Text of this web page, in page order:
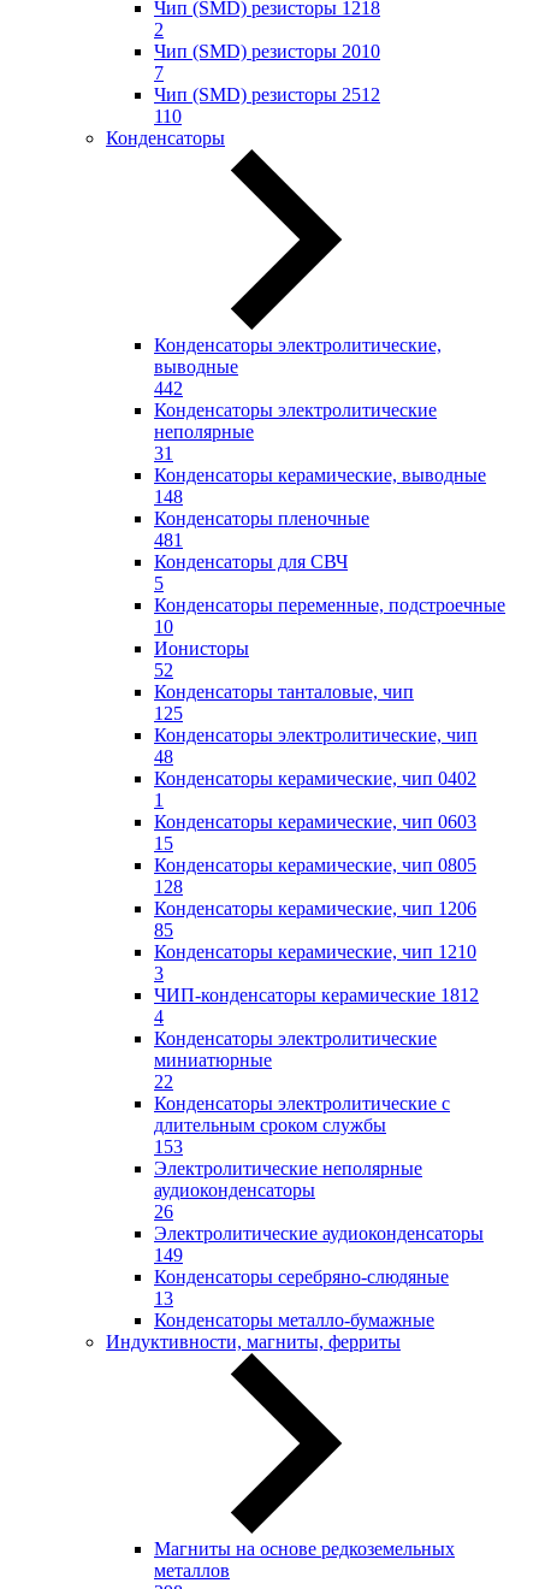
Чип (SMD) резисторы 1218
2
Чип (SMD) резисторы 2010
7
Чип (SMD) резисторы 2512
110
Конденсаторы
Конденсаторы электролитические,
выводные
442
Конденсаторы электролитические
неполярные
31
Конденсаторы керамические, выводные
148
Конденсаторы пленочные
481
Конденсаторы для СВЧ
5
Конденсаторы переменные, подстроечные
10
Ионисторы
52
Конденсаторы танталовые, чип
125
Конденсаторы электролитические, чип
48
Конденсаторы керамические, чип 0402
1
Конденсаторы керамические, чип 0603
15
Конденсаторы керамические, чип 0805
128
Конденсаторы керамические, чип 1206
85
Конденсаторы керамические, чип 1210
3
ЧИП-конденсаторы керамические 1812
4
Конденсаторы электролитические
миниатюрные
22
Конденсаторы электролитические с
длительным сроком службы
153
Электролитические неполярные
аудиоконденсаторы
26
Электролитические аудиоконденсаторы
149
Конденсаторы серебряно-слюдяные
13
Конденсаторы металло-бумажные
Индуктивности, магниты, ферриты
Магниты на основе редкоземельных
металлов